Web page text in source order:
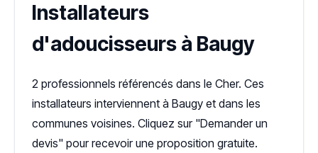
Installateurs
d'adoucisseurs à Baugy
2 professionnels référencés dans le Cher. Ces
installateurs interviennent à Baugy et dans les
communes voisines. Cliquez sur "Demander un
devis" pour recevoir une proposition gratuite.